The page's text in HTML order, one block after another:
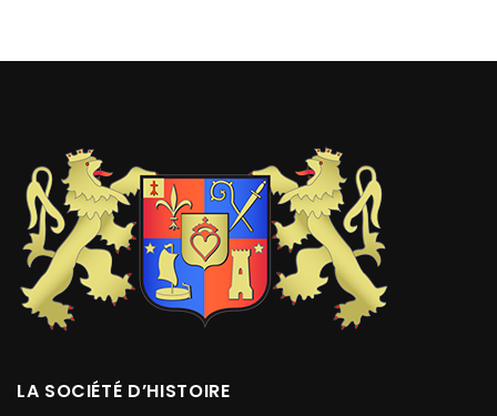
LA SOCIÉTÉ D’HISTOIRE